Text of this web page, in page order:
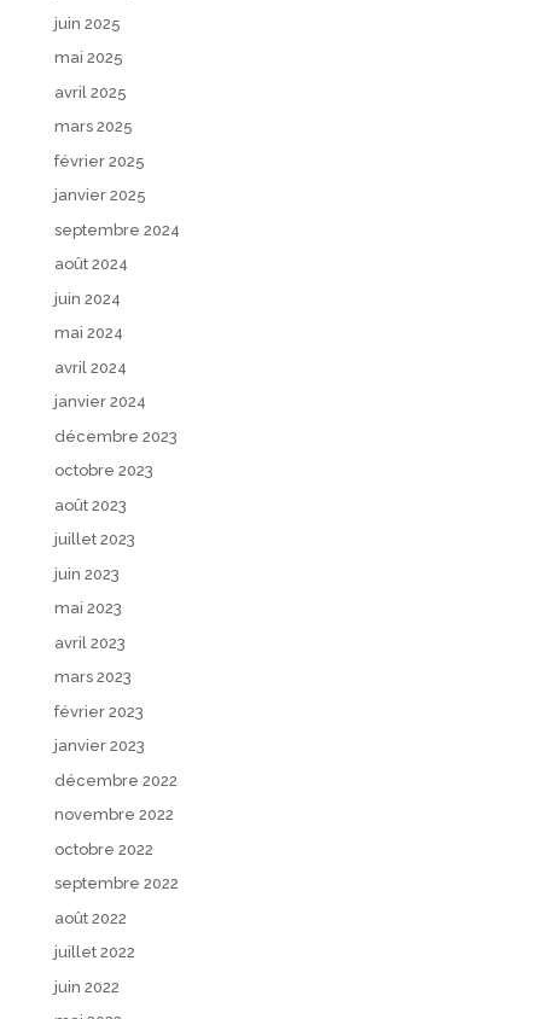
juin 2025
mai 2025
avril 2025
mars 2025
février 2025
janvier 2025
septembre 2024
août 2024
juin 2024
mai 2024
avril 2024
janvier 2024
décembre 2023
octobre 2023
août 2023
juillet 2023
juin 2023
mai 2023
avril 2023
mars 2023
février 2023
janvier 2023
décembre 2022
novembre 2022
octobre 2022
septembre 2022
août 2022
juillet 2022
juin 2022